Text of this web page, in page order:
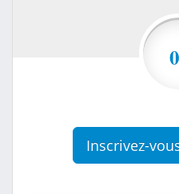
Inscrivez-